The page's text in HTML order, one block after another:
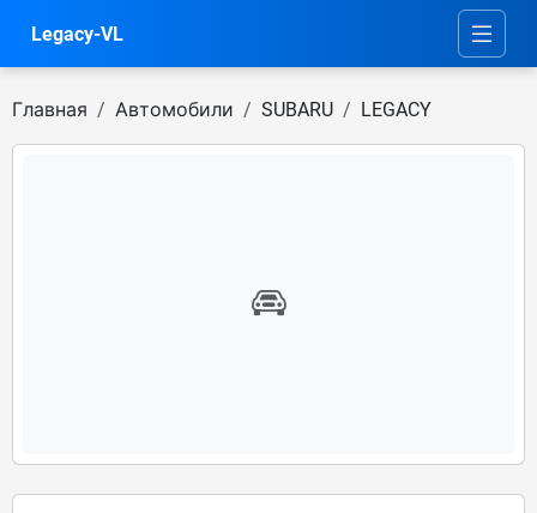
Legacy-VL
Главная Автомобили SUBARU LEGACY